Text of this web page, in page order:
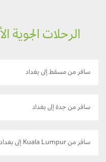
الرحلات الجوية
سافر من مسقط إلى بغداد
سافر من جدة إلى بغداد
سافر من Kuala Lumpur إلى بغداد